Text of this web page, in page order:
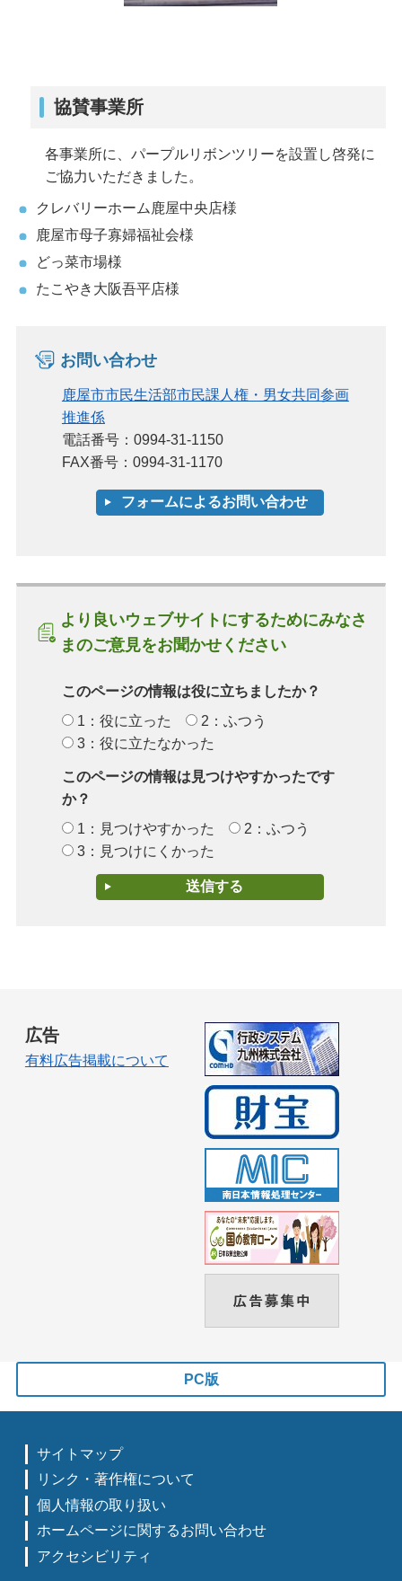
協賛事業所
各事業所に、パープルリボンツリーを設置し啓発に
ご協力いただきました。
クレバリーホーム鹿屋中央店様
鹿屋市母子寡婦福祉会様
どっ菜市場様
たこやき大阪吾平店様
お問い合わせ
鹿屋市市民生活部市民課人権・男女共同参画
推進係
電話番号：0994-31-1150
FAX番号：0994-31-1170
より良いウェブサイトにするためにみなさ
まのご意見をお聞かせください
このページの情報は役に立ちましたか？
1：役に立った
2：ふつう
3：役に立たなかった
このページの情報は見つけやすかったです
か？
1：見つけやすかった
2：ふつう
3：見つけにくかった
広告
有料広告掲載について
PC版
サイトマップ
リンク・著作権について
個人情報の取り扱い
ホームページに関するお問い合わせ
アクセシビリティ